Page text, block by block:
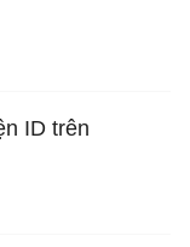
ID trên